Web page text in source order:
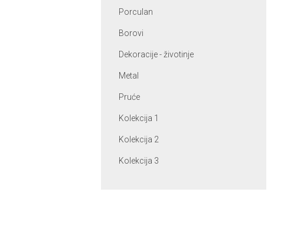
Porculan
Borovi
Dekoracije - životinje
Metal
Pruće
Kolekcija 1
Kolekcija 2
Kolekcija 3